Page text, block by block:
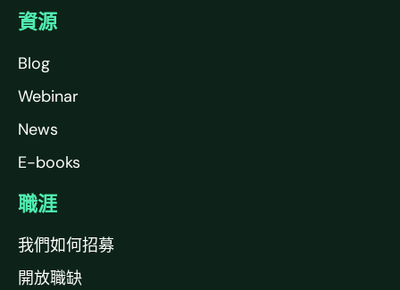
資源
Blog
Webinar
News
E-books
職涯
我們如何招募
開放職缺